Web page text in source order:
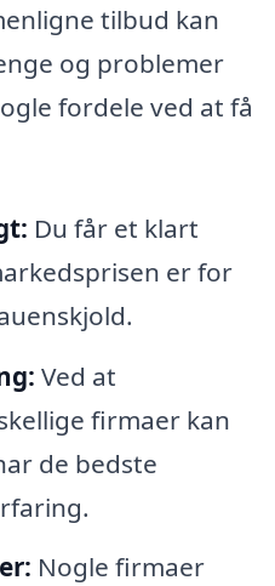
tilbud kan
og problemer
fordele ved at få
Du får et klart
er for
Ved at
firmaer kan
de bedste
Nogle firmaer